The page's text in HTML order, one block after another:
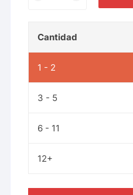
Cantidad
1 - 2
3 - 5
6 - 11
12+